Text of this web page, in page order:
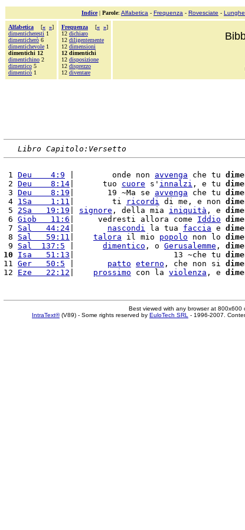
Indice| Parole: Alfabetica - Frequenza - Rovesciate -
Alfabetica [« »]
dimenticheresti 1
dimenticherò 6
dimentichevole 1
dimentichi 12
dimentichino 2
dimentico 5
dimenticò 1
Frequenza [« »]
12 dichiaro
12 diligentemente
12 dimensioni
12 dimentichi
12 disposizione
12 disprezzo
12 diventare
Libro Capitolo:Versetto
1 Deu    4:9 |        onde non avvenga che tu
2 Deu    8:14 |      tuo cuore s' innalzi , e tu
3 Deu    8:19 |       19 ~Ma se avvenga che tu
4 1Sa    1:11 |        ti ricordi di me, e non
5 2Sa   19:19 signore , della mia iniquità , e
6 Giob   11:6 |     vedresti allora come Iddio
7 Sal   44:24 nascondi la tua faccia e
8 Sal   59:11 talora il mio popolo non lo
9 Sal  137:5 dimentico , o Gerusalemme ,
10
Isa   51:13 |                     13 ~che tu
11 Ger   50:5 patto eterno , che non si
12 Eze   22:12 prossimo con la violenza , e
Best viewed with any browser at 800x600
IntraText®(V89) - Some rights reserved by EuloTech SRL - 1996-2007.